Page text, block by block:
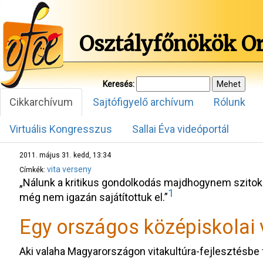
Osztályfőnökök
Keresés:
Cikkarchívum Sajtófigyelő archívum Rólunk
Virtuális Kongresszus Sallai Éva videóportál
2011. május 31. kedd, 13:34
Címkék: vita verseny
„Nálunk a kritikus gondolkodás majdhogynem
még nem igazán sajátítottuk el.”1
Egy országos középiskolai
Aki valaha Magyarországon vitakultúra-